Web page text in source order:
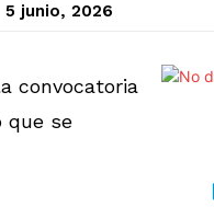
5 junio, 2026
convocatoria
que se